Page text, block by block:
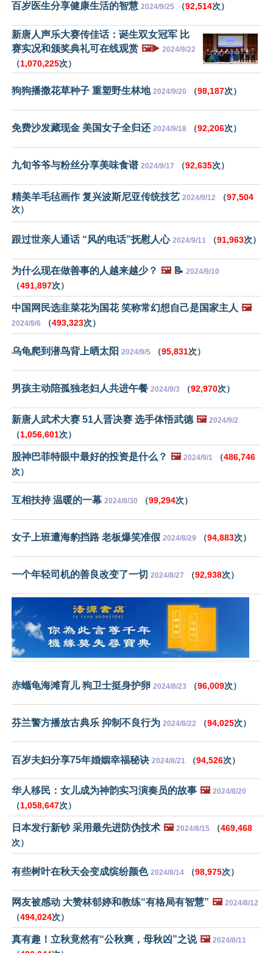
百岁医生分享健康生活的智慧 2024/9/25 （92,514次）
新唐人声乐大赛传佳话：诞生双女冠军 比
赛实况和颁奖典礼可在线观赏 🖼️▶️ 2024/9/22
（1,070,225次）
狗狗播撒花草种子 重塑野生林地 2024/9/20 （98,187次）
免费沙发藏现金 美国女子全归还 2024/9/18 （92,206次）
九旬爷爷与粉丝分享美味食谱 2024/9/17 （92,635次）
精美羊毛毡画作 复兴波斯尼亚传统技艺 2024/9/12 （97,504
次）
跟过世亲人通话 “风的电话”抚慰人心 2024/9/11 （91,963次）
为什么现在做善事的人越来越少？ 🖼️📝 2024/9/10
（491,897次）
中国网民选韭菜花为国花 笑称常幻想自己是国家主人 🖼️
2024/9/6 （493,323次）
乌龟爬到潜鸟背上晒太阳 2024/9/5 （95,831次）
男孩主动陪孤独老妇人共进午餐 2024/9/3 （92,970次）
新唐人武术大赛 51人晋决赛 选手体悟武德 🖼️ 2024/9/2
（1,056,601次）
股神巴菲特眼中最好的投资是什么？ 🖼️ 2024/9/1 （486,746
次）
互相扶持 温暖的一幕 2024/8/30 （99,294次）
女子上班遭海豹挡路 老板爆笑准假 2024/8/29 （94,883次）
一个年轻司机的善良改变了一切 2024/8/27 （92,938次）
赤蠵龟海滩育儿 狗卫士挺身护卵 2024/8/23 （96,009次）
芬兰警方播放古典乐 抑制不良行为 2024/8/22 （94,025次）
百岁夫妇分享75年婚姻幸福秘诀 2024/8/21 （94,526次）
华人移民：女儿成为神韵实习演奏员的故事 🖼️ 2024/8/20
（1,058,647次）
日本发行新钞 采用最先进防伪技术 🖼️ 2024/8/15 （469,468
次）
有些树叶在秋天会变成缤纷颜色 2024/8/14 （98,975次）
网友被感动 大赞林郁婷和教练“有格局有智慧” 🖼️ 2024/8/12
（494,024次）
真有趣！立秋竟然有“公秋爽，母秋凶”之说 🖼️ 2024/8/11